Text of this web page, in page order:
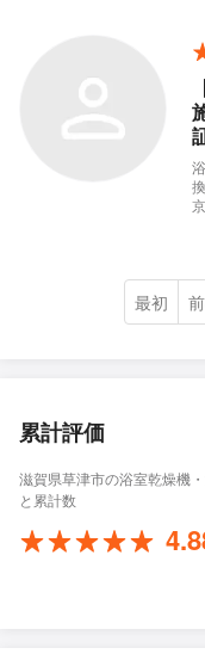
最初
累計評価
滋賀県草津市の浴室乾燥機
と累計数